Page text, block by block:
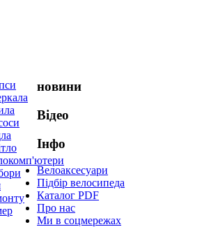
новини
Відео
Інфо
Велоаксесуари
Підбір велосипеда
Каталог PDF
Про нас
Ми в соцмережах